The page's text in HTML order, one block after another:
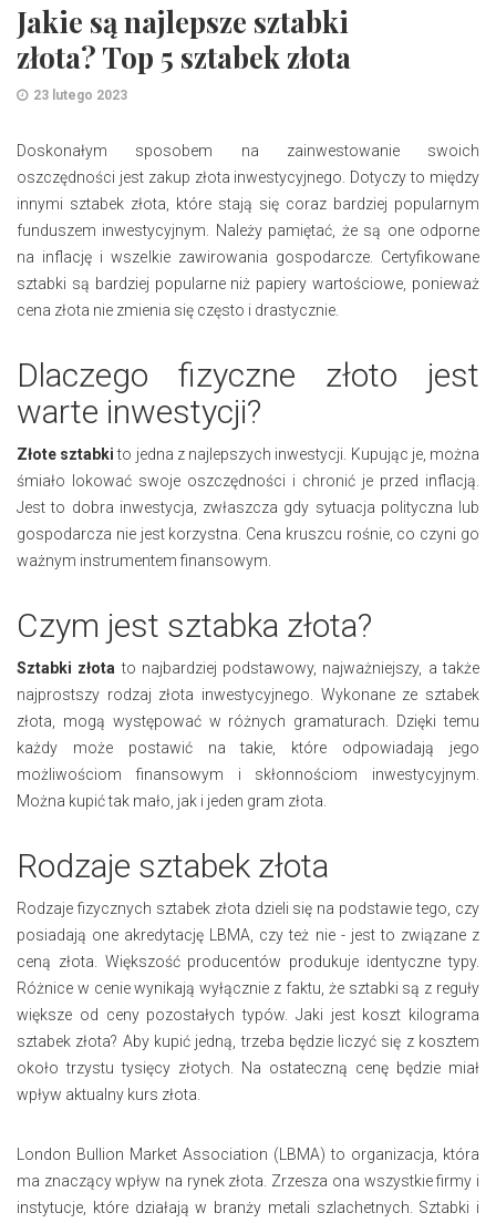
Jakie są najlepsze sztabki
złota? Top 5 sztabek złota
23 lutego 2023
Doskonałym sposobem na zainwestowanie swoich
oszczędności jest zakup złota inwestycyjnego. Dotyczy to między
innymi sztabek złota, które stają się coraz bardziej popularnym
funduszem inwestycyjnym. Należy pamiętać, że są one odporne
na inflację i wszelkie zawirowania gospodarcze. Certyfikowane
sztabki są bardziej popularne niż papiery wartościowe, ponieważ
cena złota nie zmienia się często i drastycznie.
Dlaczego fizyczne złoto jest
warte inwestycji?
Złote sztabkito jedna z najlepszych inwestycji. Kupując je, można
śmiało lokować swoje oszczędności i chronić je przed inflacją.
Jest to dobra inwestycja, zwłaszcza gdy sytuacja polityczna lub
gospodarcza nie jest korzystna. Cena kruszcu rośnie, co czyni go
ważnym instrumentem finansowym.
Czym jest sztabka złota?
Sztabki złota to najbardziej podstawowy, najważniejszy, a także
najprostszy rodzaj złota inwestycyjnego. Wykonane ze sztabek
złota, mogą występować w różnych gramaturach. Dzięki temu
każdy może postawić na takie, które odpowiadają jego
możliwościom finansowym i skłonnościom inwestycyjnym.
Można kupić tak mało, jak i jeden gram złota.
Rodzaje sztabek złota
Rodzaje fizycznych sztabek złota dzieli się na podstawie tego, czy
posiadają one akredytację LBMA, czy też nie - jest to związane z
ceną złota. Większość producentów produkuje identyczne typy.
Różnice w cenie wynikają wyłącznie z faktu, że sztabki są z reguły
większe od ceny pozostałych typów. Jaki jest koszt kilograma
sztabek złota? Aby kupić jedną, trzeba będzie liczyć się z kosztem
około trzystu tysięcy złotych. Na ostateczną cenę będzie miał
wpływ aktualny kurs złota.
London Bullion Market Association (LBMA) to organizacja, która
ma znaczący wpływ na rynek złota. Zrzesza ona wszystkie firmy i
instytucje, które działają w branży metali szlachetnych. Sztabki i